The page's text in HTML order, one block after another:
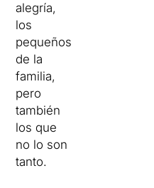
alegría,
los
pequeños
de la
familia,
pero
también
los que
no lo son
tanto.